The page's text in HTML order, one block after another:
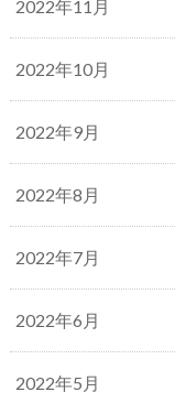
2022年11月
2022年10月
2022年9月
2022年8月
2022年7月
2022年6月
2022年5月